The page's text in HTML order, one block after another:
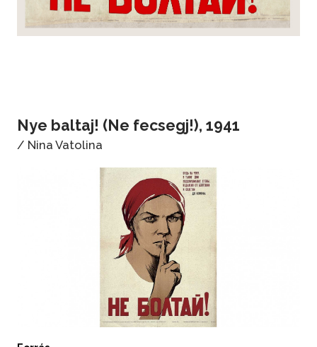
Nye baltaj! (Ne fecsegj!), 1941
/ Nina Vatolina